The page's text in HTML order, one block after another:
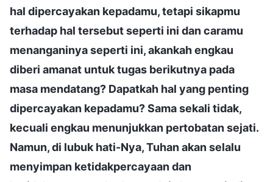
hal dipercayakan kepadamu, tetapi sikapmu
terhadap hal tersebut seperti ini dan caramu
menanganinya seperti ini, akankah engkau
diberi amanat untuk tugas berikutnya pada
masa mendatang? Dapatkah hal yang penting
dipercayakan kepadamu? Sama sekali tidak,
kecuali engkau menunjukkan pertobatan sejati.
Namun, di lubuk hati-Nya, Tuhan akan selalu
menyimpan ketidakpercayaan dan